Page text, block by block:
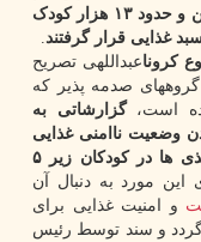
صورت گرفته است و حدود ۷۰۰۰ مادر آبستن و حدود ۱۳ هزار کودک
غذایی قرار گرفتند
کروناعبداللهی تصریح
گروههای صدمه پذیر که
است،گزارشاتی به
وضعیت ناامنی غذایی
است. متاسفانه سوء تغذیه و کمبود ریزمغذی ها در کودکان زیر ۵
این مورد به دنبال آن
و امنیت غذایی برای
و سند توسط رئیس